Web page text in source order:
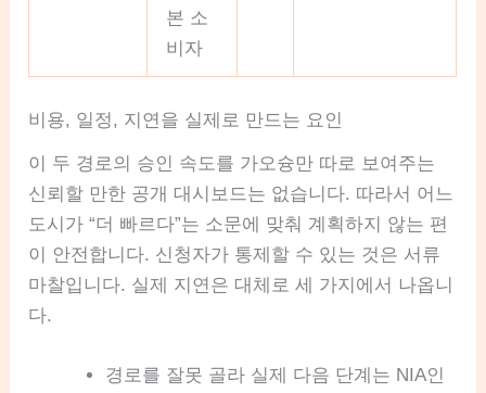
본 소
비자
비용, 일정, 지연을 실제로 만드는 요인
이 두 경로의 승인 속도를 가오슝만 따로 보여주는
신뢰할 만한 공개 대시보드는 없습니다. 따라서 어느
도시가 “더 빠르다”는 소문에 맞춰 계획하지 않는 편
이 안전합니다. 신청자가 통제할 수 있는 것은 서류
마찰입니다. 실제 지연은 대체로 세 가지에서 나옵니
다.
경로를 잘못 골라 실제 다음 단계는 NIA인